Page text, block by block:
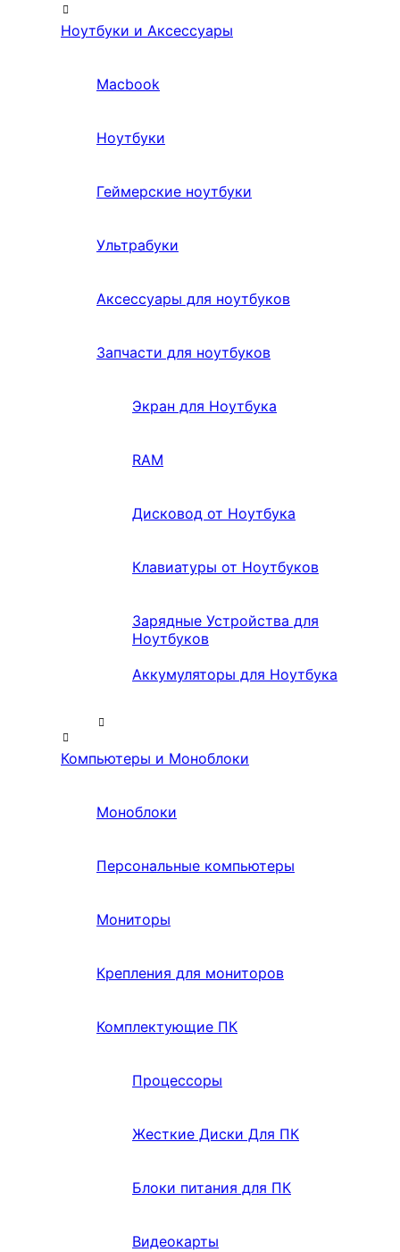
Ноутбуки и Аксессуары
Macbook
Ноутбуки
Геймерские ноутбуки
Ультрабуки
Аксессуары для ноутбуков
Запчасти для ноутбуков
Экран для Ноутбука
RAM
Дисковод от Ноутбука
Клавиатуры от Ноутбуков
Зарядные Устройства для
Ноутбуков
Аккумуляторы для Ноутбука
Компьютеры и Моноблоки
Моноблоки
Персональные компьютеры
Мониторы
Крепления для мониторов
Комплектующие ПК
Процессоры
Жесткие Диски Для ПК
Блоки питания для ПК
Видеокарты